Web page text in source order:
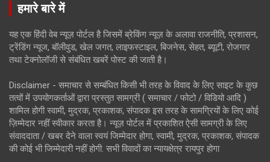
हमारे बारे में
यह एक हिंदी वेब न्यूज़ पोर्टल है जिसमें ब्रेकिंग न्यूज़ के अलावा राजनीति, प्रशासन,
ट्रेंडिंग न्यूज, बॉलीवुड, खेल जगत, लाइफस्टाइल, बिजनेस, सेहत, ब्यूटी, रोजगार
तथा टेक्नोलॉजी से संबंधित खबरें पोस्ट की जाती है।
Disclaimer - समाचार से सम्बंधित किसी भी तरह के विवाद के लिए साइट के कुछ
तत्वों में उपयोगकर्ताओं द्वारा प्रस्तुत सामग्री ( समाचार / फोटो / विडियो आदि )
शामिल होगी स्वामी, मुद्रक, प्रकाशक, संपादक इस तरह के सामग्रियों के लिए कोई
ज़िम्मेदार नहीं स्वीकार करता है। न्यूज़ पोर्टल में प्रकाशित ऐसी सामग्री के लिए
संवाददाता / खबर देने वाला स्वयं जिम्मेदार होगा, स्वामी, मुद्रक, प्रकाशक, संपादक
की कोई भी जिम्मेदारी नहीं होगी. सभी विवादों का न्यायक्षेत्र रायपुर होगा